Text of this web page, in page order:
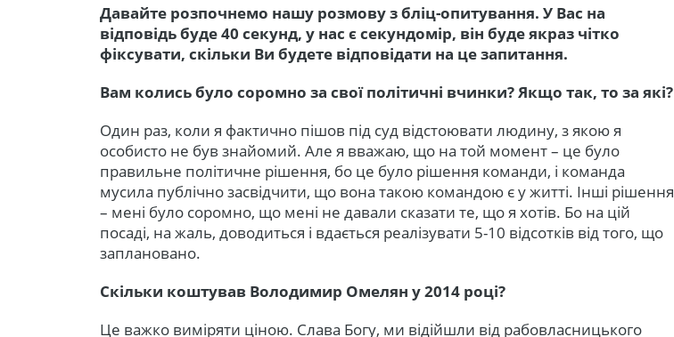
Давайте розпочнемо нашу розмову з бліц-опитування. У Вас на
відповідь буде 40 секунд, у нас є секундомір, він буде якраз чітко
фіксувати, скільки Ви будете відповідати на це запитання.
Вам колись було соромно за свої політичні вчинки? Якщо так, то за які?
Один раз, коли я фактично пішов під суд відстоювати людину, з якою я
особисто не був знайомий. Але я вважаю, що на той момент – це було
правильне політичне рішення, бо це було рішення команди, і команда
мусила публічно засвідчити, що вона такою командою є у житті. Інші рішення
– мені було соромно, що мені не давали сказати те, що я хотів. Бо на цій
посаді, на жаль, доводиться і вдається реалізувати 5-10 відсотків від того, що
заплановано.
Скільки коштував Володимир Омелян у 2014 році?
Це важко виміряти ціною. Слава Богу, ми відійшли від рабовласницького